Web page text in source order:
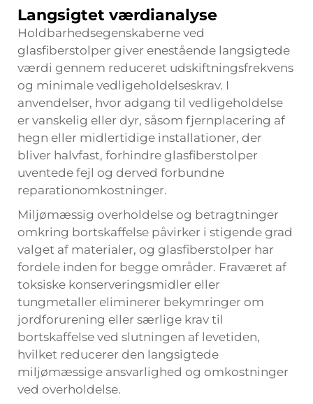
Langsigtet værdianalyse
Holdbarhedsegenskaberne ved
glasfiberstolper giver enestående langsigtede
værdi gennem reduceret udskiftningsfrekvens
og minimale vedligeholdelseskrav. I
anvendelser, hvor adgang til vedligeholdelse
er vanskelig eller dyr, såsom fjernplacering af
hegn eller midlertidige installationer, der
bliver halvfast, forhindre glasfiberstolper
uventede fejl og derved forbundne
reparationomkostninger.
Miljømæssig overholdelse og betragtninger
omkring bortskaffelse påvirker i stigende grad
valget af materialer, og glasfiberstolper har
fordele inden for begge områder. Fraværet af
toksiske konserveringsmidler eller
tungmetaller eliminerer bekymringer om
jordforurening eller særlige krav til
bortskaffelse ved slutningen af levetiden,
hvilket reducerer den langsigtede
miljømæssige ansvarlighed og omkostninger
ved overholdelse.